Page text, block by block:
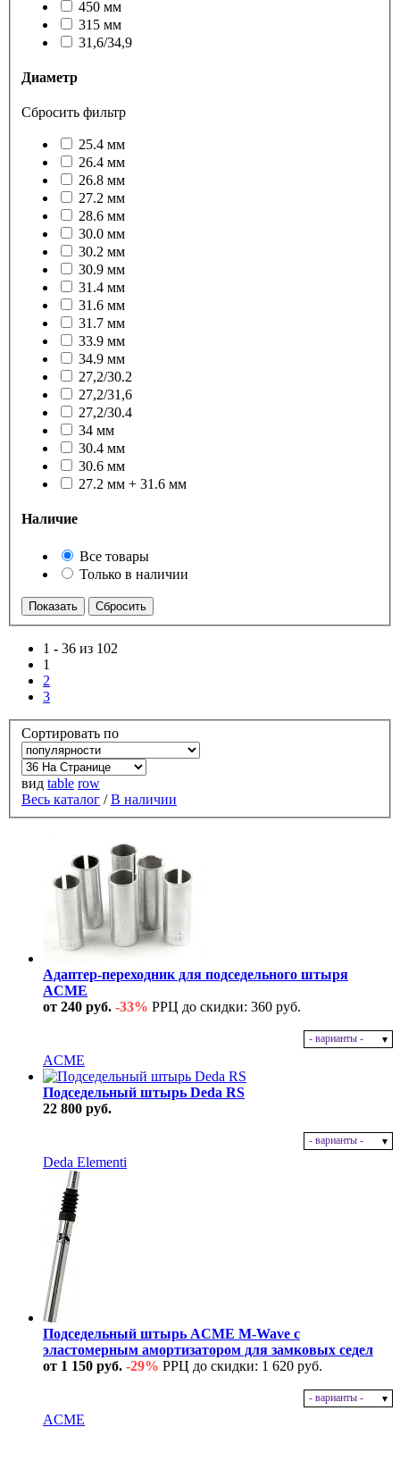
450 мм
315 мм
31,6/34,9
Диаметр
Сбросить фильтр
25.4 мм
26.4 мм
26.8 мм
27.2 мм
28.6 мм
30.0 мм
30.2 мм
30.9 мм
31.4 мм
31.6 мм
31.7 мм
33.9 мм
34.9 мм
27,2/30.2
27,2/31,6
27,2/30.4
34 мм
30.4 мм
30.6 мм
27.2 мм + 31.6 мм
Наличие
Все товары
Только в наличии
1 - 36 из 102
1
2
3
Сортировать по
вид table row
Весь каталог /В наличии
Адаптер-переходник для подседельного штыря
ACME
от 240 руб. -33% РРЦ до скидки: 360 руб.
- варианты -
ACME
Подседельный штырь Deda RS
22 800 руб.
- варианты -
Deda Elementi
Подседельный штырь ACME M-Wave с
эластомерным амортизатором для замковых седел
от 1 150 руб. -29% РРЦ до скидки: 1 620 руб.
- варианты -
ACME